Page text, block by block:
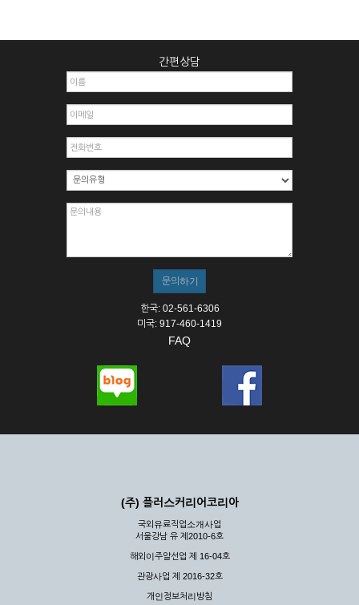
간편상담
한국: 02-561-6306
미국: 917-460-1419
FAQ
(주) 플러스커리어코리아
국외유료직업소개사업
서울강남 유 제2010-6호
해외이주알선업 제 16-04호
관광사업 제 2016-32호
개인정보처리방침